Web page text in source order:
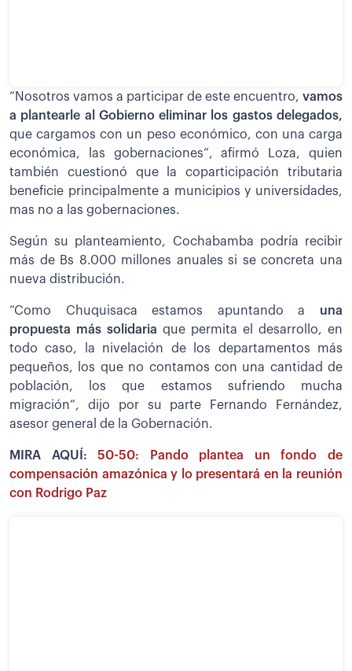
“Nosotros vamos a participar de este encuentro, vamos
a plantearle al Gobierno eliminar los gastos delegados,
que cargamos con un peso económico, con una carga
económica, las gobernaciones”, afirmó Loza, quien
también cuestionó que la coparticipación tributaria
beneficie principalmente a municipios y universidades,
mas no a las gobernaciones.
Según su planteamiento, Cochabamba podría recibir
más de Bs 8.000 millones anuales si se concreta una
nueva distribución.
“Como Chuquisaca estamos apuntando a una
propuesta más solidaria que permita el desarrollo, en
todo caso, la nivelación de los departamentos más
pequeños, los que no contamos con una cantidad de
población, los que estamos sufriendo mucha
migración”, dijo por su parte Fernando Fernández,
asesor general de la Gobernación.
MIRA AQUÍ:50-50: Pando plantea un fondo de
compensación amazónica y lo presentará en la reunión
con Rodrigo Paz